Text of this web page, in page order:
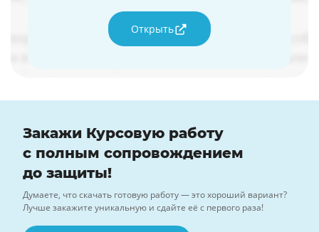
Открыть
Закажи Курсовую работу
с полным сопровождением
до защиты!
Думаете, что скачать готовую работу — это хороший вариант?
Лучше закажите уникальную и сдайте её с первого раза!